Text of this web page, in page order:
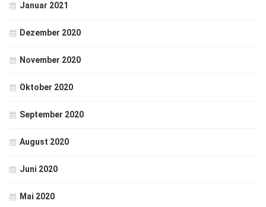
Januar 2021
Dezember 2020
November 2020
Oktober 2020
September 2020
August 2020
Juni 2020
Mai 2020